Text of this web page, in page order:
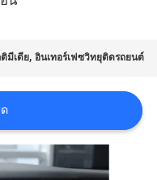
มีเดีย,อินเทอร์เฟซวิทยุติดรถยนต์